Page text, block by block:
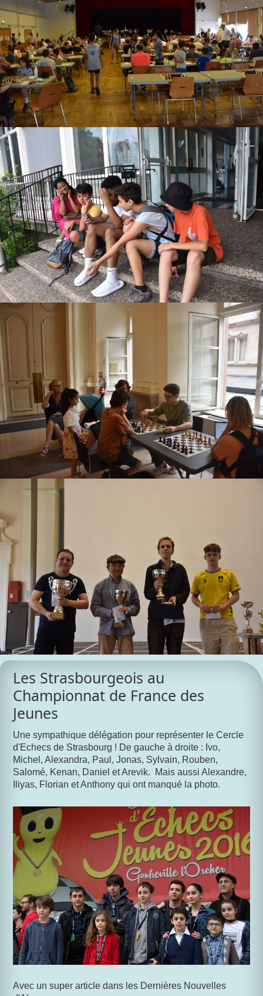
Les Strasbourgeois au
Championnat de France des
Jeunes
Une sympathique délégation pour représenter le Cercle
d'Echecs de Strasbourg ! De gauche à droite : Ivo,
Michel, Alexandra, Paul, Jonas, Sylvain, Rouben,
Salomé, Kenan, Daniel et Arevik. Mais aussi Alexandre,
Iliyas, Florian et Anthony qui ont manqué la photo.
Avec un super article dans les Dernières Nouvelles